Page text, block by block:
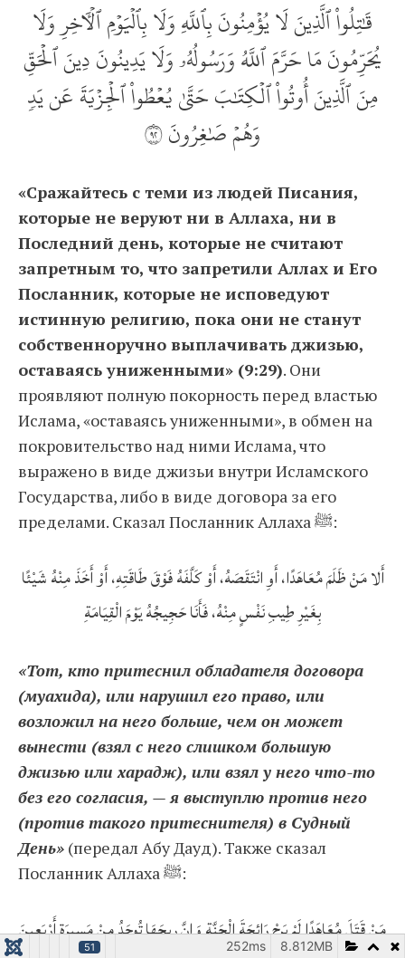
قَٰتِلُواْ ٱلَّذِينَ لَا يُؤۡمِنُونَ بِٱللَّهِ وَلَا بِٱلۡيَوۡمِ ٱلۡأٓخِرِ وَلَا
يُحَرِّمُونَ مَا حَرَّمَ ٱللَّهُ وَرَسُولُهُۥ وَلَا يَدِينُونَ دِينَ ٱلۡحَقِّ
مِنَ ٱلَّذِينَ أُوتُواْ ٱلۡكِتَٰبَ حَتَّىٰ يُعۡطُواْ ٱلۡجِزۡيَةَ عَن يَدٖ
وَهُمۡ صَٰغِرُونَ ٢٩
«Сражайтесь с теми из людей Писания,
которые не веруют ни в Аллаха, ни в
Последний день, которые не считают
запретным то, что запретили Аллах и Его
Посланник, которые не исповедуют
истинную религию, пока они не станут
собственноручно выплачивать джизью,
оставаясь униженными» (9:29). Они
проявляют полную покорность перед властью
Ислама, «оставаясь униженными», в обмен на
покровительство над ними Ислама, что
выражено в виде джизьи внутри Исламского
Государства, либо в виде договора за его
пределами. Сказал Посланник Аллаха ﷺ:
أَلا مَنْ ظَلَمَ مُعَاهَدًا، أَوِ انْتَقَصَهُ، أَوْ كَلَّفَهُ فَوْقَ طَاقَتِهِ، أَوْ أَخَذَ مِنْهُ شَيْئًا
بِغَيْرِ طِيبِ نَفْسٍ مِنْهُ، فَأَنَا حَجِيجُهُ يَوْمَ الْقِيَامَةِ
«Тот, кто притеснил обладателя договора
(муахида), или нарушил его право, или
возложил на него больше, чем он может
вынести (взял с него слишком большую
джизью или харадж), или взял у него что-то
без его согласия, — я выступлю против него
(против такого притеснителя) в Судный
День» (передал Абу Дауд). Также сказал
Посланник Аллаха ﷺ:
مَنْ قَتَلَ مُعَاهَدًا لَمْ يَرِحْ رَائِحَةَ الْجَنَّةِ وَإِنَّ رِيحَهَا تُوجَدُ مِنْ مَسِيرَةِ أَرْبَعِينَ
51 8.812MB
252ms